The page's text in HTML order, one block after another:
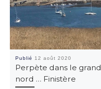
Publié 12 août 2020
Perpète dans le grand
nord … Finistère